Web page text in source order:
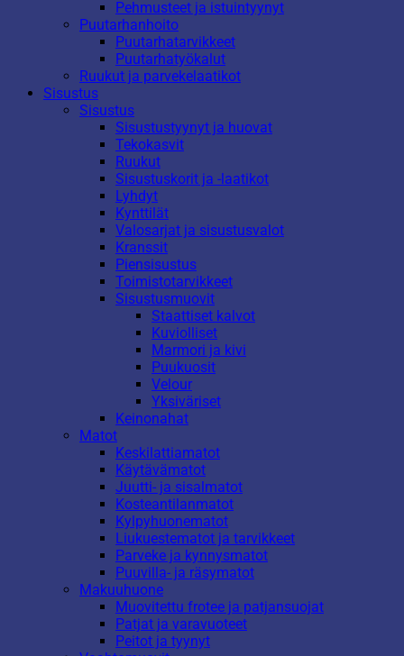
Pehmusteet ja istuintyynyt
Puutarhanhoito
Puutarhatarvikkeet
Puutarhatyökalut
Ruukut ja parvekelaatikot
Sisustus
Sisustus
Sisustustyynyt ja huovat
Tekokasvit
Ruukut
Sisustuskorit ja -laatikot
Lyhdyt
Kynttilät
Valosarjat ja sisustusvalot
Kranssit
Piensisustus
Toimistotarvikkeet
Sisustusmuovit
Staattiset kalvot
Kuviolliset
Marmori ja kivi
Puukuosit
Velour
Yksiväriset
Keinonahat
Matot
Keskilattiamatot
Käytävämatot
Juutti- ja sisalmatot
Kosteantilanmatot
Kylpyhuonematot
Liukuestematot ja tarvikkeet
Parveke ja kynnysmatot
Puuvilla- ja räsymatot
Makuuhuone
Muovitettu frotee ja patjansuojat
Patjat ja varavuoteet
Peitot ja tyynyt